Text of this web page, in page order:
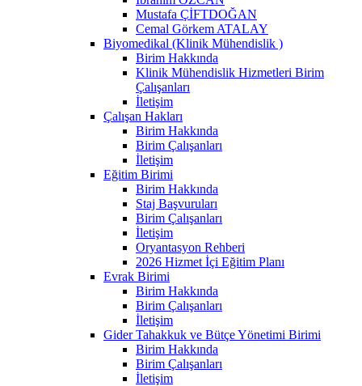
Mustafa ÇİFTDOĞAN
Cemal Görkem ATALAY
Biyomedikal (Klinik Mühendislik )
Birim Hakkında
Klinik Mühendislik Hizmetleri Birim
Çalışanları
İletişim
Çalışan Hakları
Birim Hakkında
Birim Çalışanları
İletişim
Eğitim Birimi
Birim Hakkında
Staj Başvuruları
Birim Çalışanları
İletişim
Oryantasyon Rehberi
2026 Hizmet İçi Eğitim Planı
Evrak Birimi
Birim Hakkında
Birim Çalışanları
İletişim
Gider Tahakkuk ve Bütçe Yönetimi Birimi
Birim Hakkında
Birim Çalışanları
İletişim